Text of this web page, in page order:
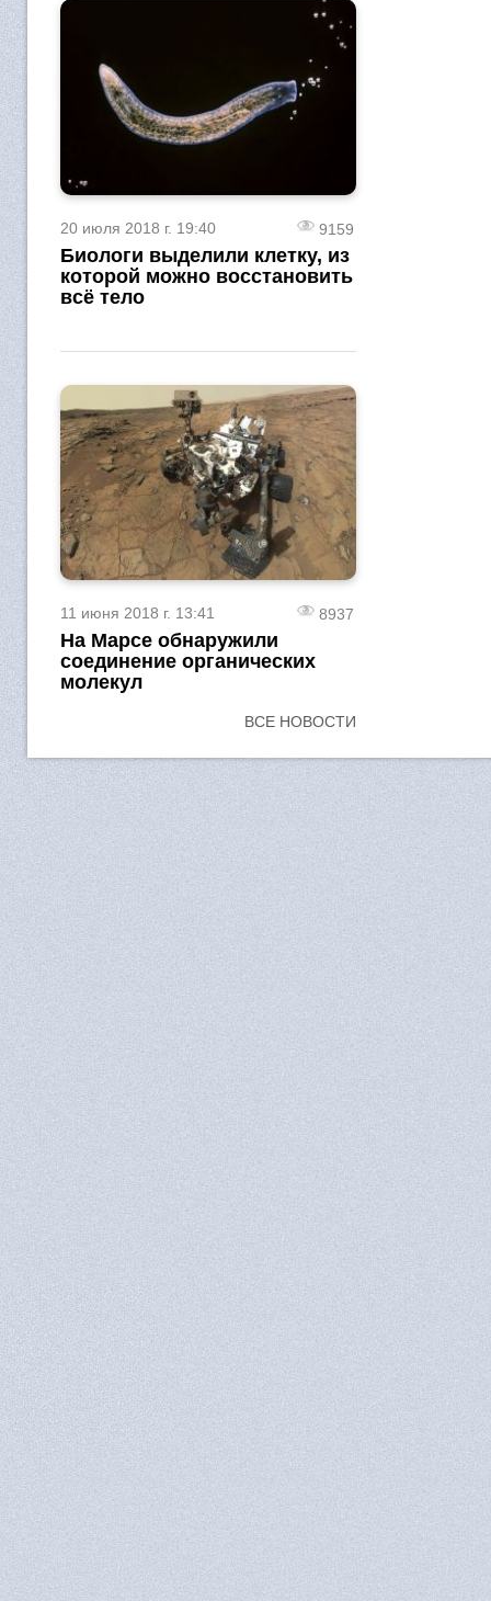
20 июля 2018 г. 19:40 9159
Биологи выделили клетку, из
которой можно восстановить
всё тело
11 июня 2018 г. 13:41 8937
На Марсе обнаружили
соединение органических
молекул
ВСЕ НОВОСТИ